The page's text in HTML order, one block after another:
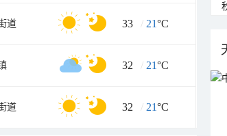
道 33 / 21°C
32 / 21°C
道 32 / 21°C